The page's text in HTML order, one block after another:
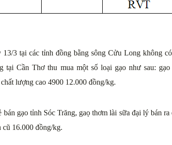
13/3 tại các tỉnh đồng bằng sông Cửu Long không
tại Cần Thơ thu mua một số loại gạo như sau:
lượng cao 4900 12.000 đồng/kg.
bán gạo tỉnh Sóc Trăng, gaọ thơm lài sữa đại lý bán
16.000 đồng/kg.